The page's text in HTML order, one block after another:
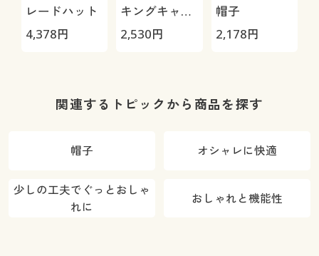
レードハット
4,378円
キングキャッ
プ
2,530円
帽子
2,178円
関連するトピックから商品を探す
帽子 オシャレに快適
少しの工夫でぐっとおしゃ
れに
おしゃれと機能性